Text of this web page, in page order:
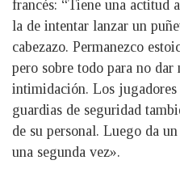
francés: “Tiene una actitud
la de intentar lanzar un
cabezazo. Permanezco
pero sobre todo para no dar
intimidación. Los
guardias de seguridad
de su personal. Luego da
una segunda vez».